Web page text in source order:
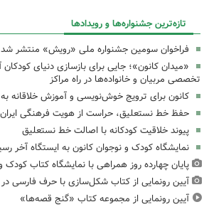
تازه‌ترین جشنواره‌ها و رویدادها
فراخوان سومین جشنواره ملی «رویش» منتشر شد
«میدان کانون»؛ جایی برای بازسازی دنیای
تخصصی مربیان و خانواده‌ها در راه مراکز
کانون برای ترویج خوش‌نویسی و آموزش خلاقانه
حفظ خط نستعلیق، حراست از هویت فرهنگی
پیوند خلاقیت کودکانه با اصالت خط نستعلیق
نمایشگاه کودک و نوجوان کانون به ایستگاه آخر
پایان چهارده روز همراهی با نمایشگاه کتاب کودک
آیین رونمایی از کتاب شکل‌سازی با حرف فارسی
آیین رونمایی از مجموعه کتاب «گنج قصه‌ها»